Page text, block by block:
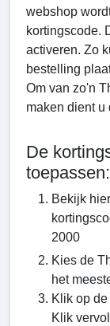
webshop
kortingscode.
activeren. Zo
bestelling
Om van zo'n
maken dient u
De
Bekijk
2000
Kies de
het
Klik op
Klik